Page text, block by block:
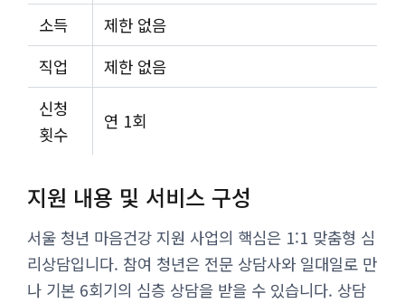
소득
제한 없음
직업
제한 없음
신청
횟수
연 1회
지원 내용 및 서비스 구성
서울 청년 마음건강 지원 사업의 핵심은 1:1 맞춤형 심
리상담입니다. 참여 청년은 전문 상담사와 일대일로 만
나 기본 6회기의 심층 상담을 받을 수 있습니다. 상담